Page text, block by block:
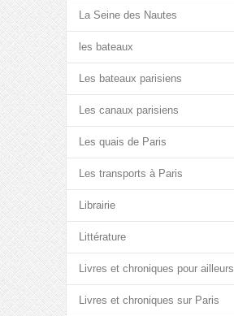
La Seine des Nautes
les bateaux
Les bateaux parisiens
Les canaux parisiens
Les quais de Paris
Les transports à Paris
Librairie
Littérature
Livres et chroniques pour ailleurs
Livres et chroniques sur Paris